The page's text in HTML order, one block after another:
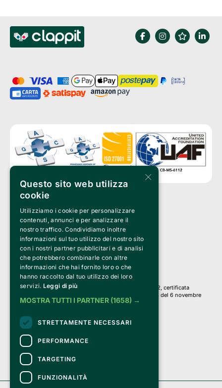
Clappit è un marchio di proprietà di:
Bemils Srl
a Socio Unico
Via Fosse Ardeatine, 4 -20092 Cinisello Balsamo (MI)
PI 05589050961
Iscr. C.C.I.A.A. Milano R.E.A. 1833471
© 2010-2025 Bemils Srl - Tutti i diritti riservati
Credits:
Clappit è basato sulla piattaforma di biglietteria Belive 6.2, certificata
dall’Agenzia delle Entrate con protocollo n. 2025/445474 del 6 novembre
2025.
Su Clappit i tuoi acquisti ed i tuoi dati
sono sicuri e protetti da un certificato SSL
con crittografia a 128 bit.
×
Questo sito web utilizza
cookie
Utilizziamo i cookie per personalizzare
contenuti, annunci e per analizzare il
nostro traffico. Condividiamo inoltre
informazioni sul tuo utilizzo del nostro sito
con i nostri partner pubblicitari e di analisi
che potrebbero combinarle con altre
informazioni che hai fornito loro o che
hanno raccolto dal tuo utilizzo dei loro
servizi. Leggi di più
MOSTRA TUTTI I PARTNER (1658) →
STRETTAMENTE NECESSARI
PERFORMANCE
TARGETING
FUNZIONALITÀ